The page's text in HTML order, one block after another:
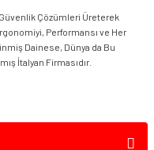
Güvenlik Çözümleri Üreterek
Performansı ve Her
Dainese, Dünya da Bu
İtalyan Firmasıdır.